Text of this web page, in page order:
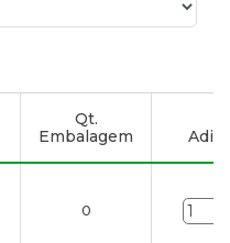
Qt.
Embalagem
0